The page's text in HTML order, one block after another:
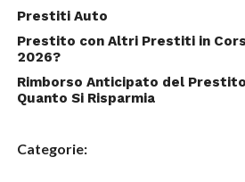
Prestiti Auto
Prestito con Altri Prestiti in
2026?
Rimborso Anticipato del
Quanto Si Risparmia
Categorie: